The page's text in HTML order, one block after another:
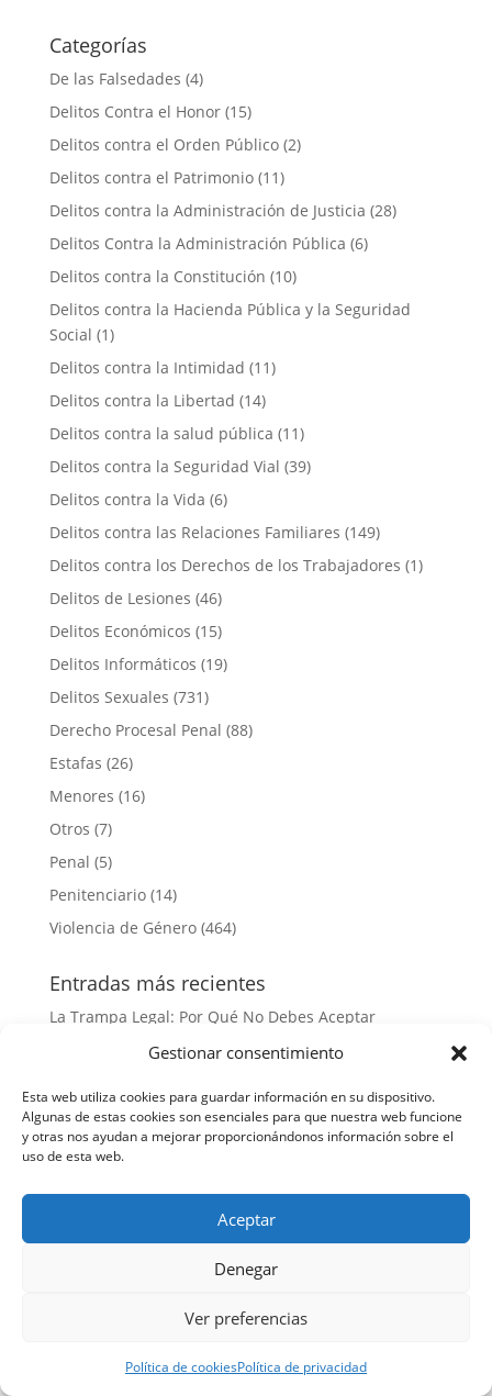
Gestionar consentimiento
Esta web utiliza cookies para guardar información en su dispositivo.
Algunas de estas cookies son esenciales para que nuestra web funcione
y otras nos ayudan a mejorar proporcionándonos información sobre el
uso de esta web.
Aceptar
Denegar
Ver preferencias
Política de cookiesPolítica de privacidad
Categorías
De las Falsedades (4)
Delitos Contra el Honor(15)
Delitos contra el Orden Público(2)
Delitos contra el Patrimonio(11)
Delitos contra la Administración de Justicia (28)
Delitos Contra la Administración Pública (6)
Delitos contra la Constitución (10)
Delitos contra la Hacienda Pública y la Seguridad
Social (1)
Delitos contra la Intimidad (11)
Delitos contra la Libertad (14)
Delitos contra la salud pública (11)
Delitos contra la Seguridad Vial (39)
Delitos contra la Vida (6)
Delitos contra las Relaciones Familiares (149)
Delitos contra los Derechos de los Trabajadores (1)
Delitos de Lesiones (46)
Delitos Económicos (15)
Delitos Informáticos (19)
Delitos Sexuales (731)
Derecho Procesal Penal (88)
Estafas (26)
Menores (16)
Otros (7)
Penal (5)
Penitenciario(14)
Violencia de Género(464)
Entradas más recientes
La Trampa Legal: Por Qué No Debes Aceptar
Conformidad en Delitos Sexuales Sin Revisar el
¿Es legal ignorar los antecedentes del denunciante
en causas de abuso sexual? Análisis jurídico
Por qué evitar el uso de pruebas tecnológicas en
Consideraciones legales y éticas
¿Debo Aceptar un Peritaje Psicológico Unilateral en
Casos de Acoso Sexual? Consecuencias Legales y
Por qué no deberías delegar tu defensa a abogados
importancia de la especialización